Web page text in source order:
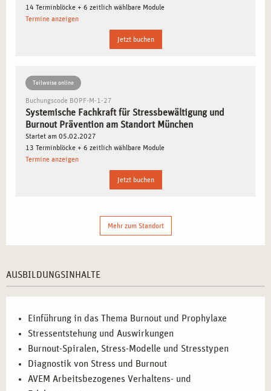
UMSETZEN
Die Ausbildung zum systemischen Fachberater für
Stressbewältigung und Burnout-Prävention in München
Kompetenzen. Die Inhalte sind speziell auf die
Herausforderungen der modernen Arbeitswelt
zugeschnitten:
komplexen Mechanismen und Auswirkungen von Stress.
Effektive Beratungsmethoden:
Ansätze, um lösungsorientiert mit Klienten zu arbeiten.
Diagnostik und Analyse:Entwickeln Sie Fähigkeiten zur
Techniken der Entspannung:Beherrschen Sie bewährte
Verfahren wie progressive Muskelentspannung und
Selbstwirksamkeit zu fördern.
ZIELGRUPPEN IN MÜNCHEN: FÜR WEN IST DIE
AUSBILDUNG GEEIGNET?
Diese Ausbildung richtet sich an verschiedene
Zielgruppen, die ihre berufliche Perspektive erweitern
14 Terminblöcke + 6 zeitlich wählbare Module
Termine anzeigen
Jetzt buchen
Teilweise online
Buchungscode BOPF-M-1-27
Systemische Fachkraft für Stressbewältigung und
Burnout Prävention am Standort München
Startet am 05.02.2027
13 Terminblöcke + 6 zeitlich wählbare Module
Termine anzeigen
Jetzt buchen
Mehr zum Standort
AUSBILDUNGSINHALTE
Einführung in das Thema Burnout und Prophylaxe
Stressentstehung und Auswirkungen
Burnout-Spiralen, Stress-Modelle und Stresstypen
Diagnostik von Stress und Burnout
AVEM Arbeitsbezogenes Verhaltens- und